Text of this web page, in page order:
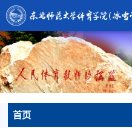
首页